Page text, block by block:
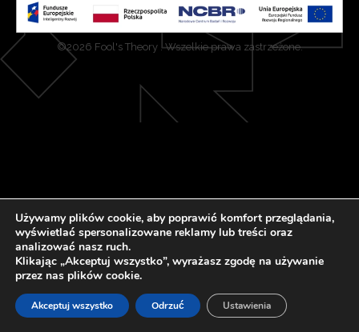
©2026 Fool's Theory . Wszelkie prawa zastrzeżone.
Używamy plików cookie, aby poprawić komfort przeglądania,
wyświetlać spersonalizowane reklamy lub treści oraz
analizować nasz ruch.
Klikając „Akceptuj wszystko”, wyrażasz zgodę na używanie
przez nas plików cookie.
Akceptuj wszystko Odrzuć Ustawienia